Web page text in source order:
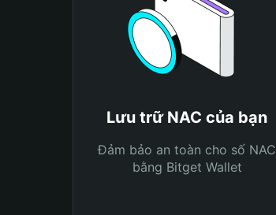
Lưu trữ NAC của bạn
Đảm bảo an toàn cho số NAC
bằng Bitget Wallet